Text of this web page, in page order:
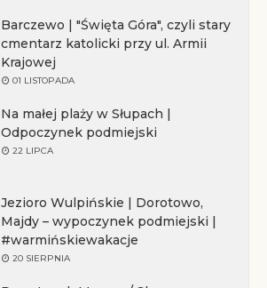
Barczewo | "Święta Góra", czyli stary
cmentarz katolicki przy ul. Armii
Krajowej
01 LISTOPADA
Na małej plaży w Słupach |
Odpoczynek podmiejski
22 LIPCA
Jezioro Wulpińskie | Dorotowo,
Majdy – wypoczynek podmiejski |
#warmińskiewakacje
20 SIERPNIA